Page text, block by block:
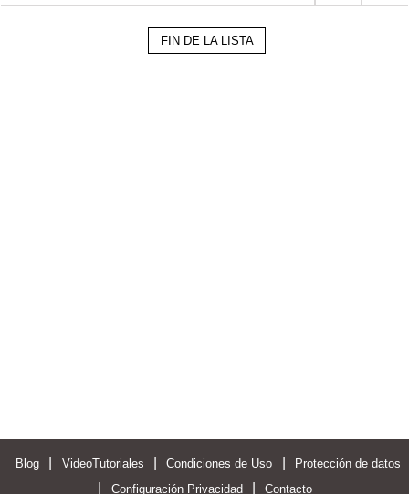
FIN DE LA LISTA
Blog VideoTutoriales Condiciones de Uso Protección de datos
Configuración Privacidad Contacto